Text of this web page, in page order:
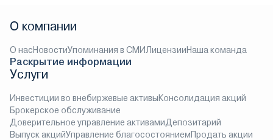
О компании
О насНовостиУпоминания в СМИЛицензииНаша команда
Раскрытие информации
Услуги
Инвестиции во внебиржевые активыКонсолидация акций
Брокерское обслуживание
Доверительное управление активамиДепозитарий
Выпуск акцийУправление благосостояниемПродать акции